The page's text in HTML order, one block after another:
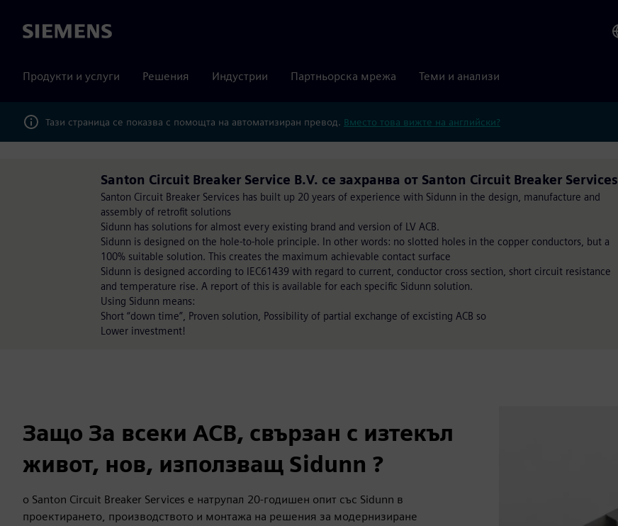
Siemens
Продукти и услуги Решения Индустрии Партньорска мрежа Теми и анализи
Тази страница се показва с помощта на автоматизиран превод. Вместо това вижте на английски?
Santon Circuit Breaker Service B.V. се захранва от Santon Circuit Breaker Services
Santon Circuit Breaker Services has built up 20 years of experience with Sidunn in the design, manufacture and
assembly of retrofit solutions
Sidunn has solutions for almost every existing brand and version of LV ACB.
Sidunn is designed on the hole-to-hole principle. In other words: no slotted holes in the copper conductors, but a
100% suitable solution. This creates the maximum achievable contact surface
Sidunn is designed according to IEC61439 with regard to current, conductor cross section, short circuit resistance
and temperature rise. A report of this is available for each specific Sidunn solution.
Using Sidunn means:
Short “down time”, Proven solution, Possibility of partial exchange of excisting ACB so
Lower investment!
Защо За всеки ACB, свързан с изтекъл
живот, нов, използващ Sidunn ?
o Santon Circuit Breaker Services е натрупал 20-годишен опит със Sidunn в
проектирането, производството и монтажа на решения за модернизиране